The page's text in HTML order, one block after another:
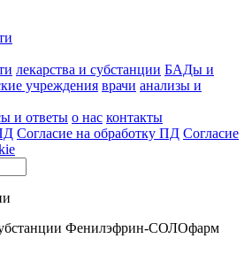
лекарства и субстанции БАДы и
учреждения врачи анализы и
и ответы о нас контакты
Согласие на обработку ПД Согласие
Фенилэфрин-СОЛОфарм